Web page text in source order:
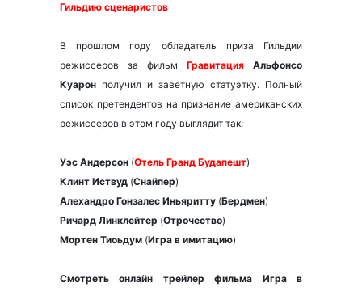
Гильдию сценаристов
В прошлом году обладатель приза Гильдии
режиссеров за фильм Гравитация Альфонсо
Куарон получил и заветную статуэтку. Полный
список претендентов на признание американских
режиссеров в этом году выглядит так:
Уэс Андерсон (Отель Гранд Будапешт)
Клинт Иствуд (Снайпер)
Алехандро Гонзалес Иньяритту (Бердмен)
Ричард Линклейтер (Отрочество)
Мортен Тиоьдум (Игра в имитацию)
Смотреть онлайн трейлер фильма Игра в